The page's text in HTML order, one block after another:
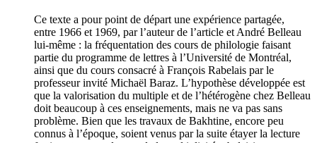
Ce texte a pour point de départ une expérience partagée,
entre 1966 et 1969, par l’auteur de l’article et André Belleau
lui-même : la fréquentation des cours de philologie faisant
partie du programme de lettres à l’Université de Montréal,
ainsi que du cours consacré à François Rabelais par le
professeur invité Michaël Baraz. L’hypothèse développée est
que la valorisation du multiple et de l’hétérogène chez Belleau
doit beaucoup à ces enseignements, mais ne va pas sans
problème. Bien que les travaux de Bakhtine, encore peu
connus à l’époque, soient venus par la suite étayer la lecture